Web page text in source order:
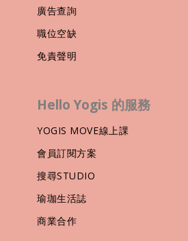
廣告查詢
職位空缺
免責聲明
Hello Yogis 的服務
YOGIS MOVE線上課
會員訂閱方案
搜尋STUDIO
瑜珈生活誌
商業合作